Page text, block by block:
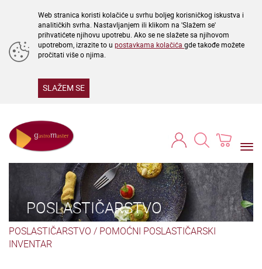
Web stranica koristi kolačiće u svrhu boljeg korisničkog iskustva i
analitičkih svrha. Nastavljanjem ili klikom na 'Slažem se'
prihvatićete njihovu upotrebu. Ako se ne slažete sa njihovom
upotrebom, izrazite to u postavkama kolačića gde takođe možete
pročitati više o njima.
SLAŽEM SE
POSLASTIČARSTVO
POSLASTIČARSTVO / POMOĆNI POSLASTIČARSKI
INVENTAR